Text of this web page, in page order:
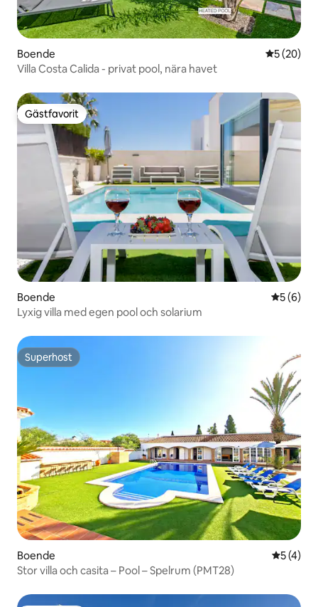
Boende 5 av 5 i
5 (20)
Villa Costa Calida - privat pool, nära havet
Gästfavorit
Gästfavorit
Boende 5 av 5 i
5 (6)
Lyxig villa med egen pool och solarium
Superhost
Superhost
Boende 5 av 5 i
5 (4)
Stor villa och casita – Pool – Spelrum (PMT28)